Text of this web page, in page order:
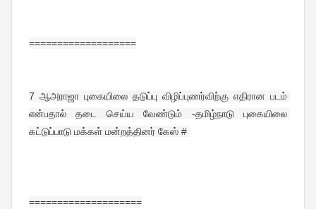
===================
7 ஆஅராஜா புகையிலை தடுப்பு விழிப்புணர்விற்கு எதிரான படம்
என்பதால் தடை செய்ய வேண்டும் -தமிழ்நாடு புகையிலை
கட்டுப்பாடு மக்கள் மன்றத்தினர் கேஸ் #
====================